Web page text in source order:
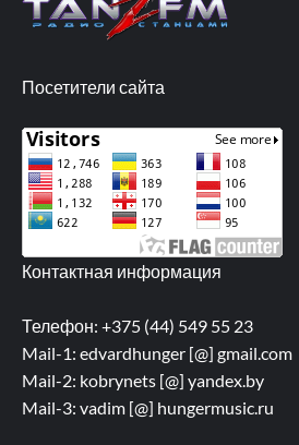
Посетители сайта
Контактная информация
Телефон: +375 (44) 549 55 23
Mail-1: edvardhunger [@] gmail.com
Mail-2: kobrynets [@] yandex.by
Mail-3: vadim [@] hungermusic.ru